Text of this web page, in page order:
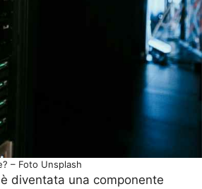
– Foto Unsplash
diventata una componente